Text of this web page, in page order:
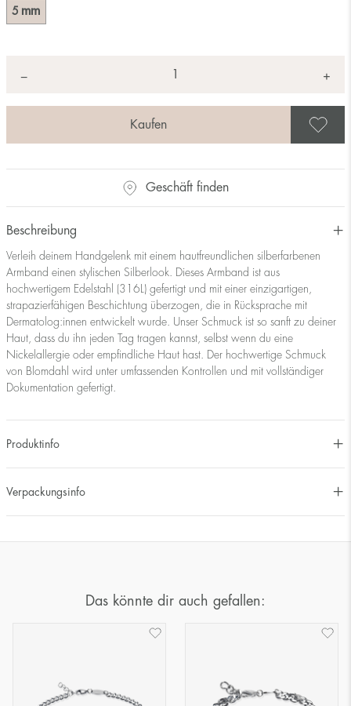
5 mm
− +
Geschäft finden
Beschreibung
Verleih deinem Handgelenk mit einem hautfreundlichen silberfarbenen
Armband einen stylischen Silberlook. Dieses Armband ist aus
hochwertigem Edelstahl (316L) gefertigt und mit einer einzigartigen,
strapazierfähigen Beschichtung überzogen, die in Rücksprache mit
Dermatolog:innen entwickelt wurde. Unser Schmuck ist so sanft zu deiner
Haut, dass du ihn jeden Tag tragen kannst, selbst wenn du eine
Nickelallergie oder empfindliche Haut hast. Der hochwertige Schmuck
von Blomdahl wird unter umfassenden Kontrollen und mit vollständiger
Dokumentation gefertigt.
Produktinfo
Verpackungsinfo
Das könnte dir auch gefallen: